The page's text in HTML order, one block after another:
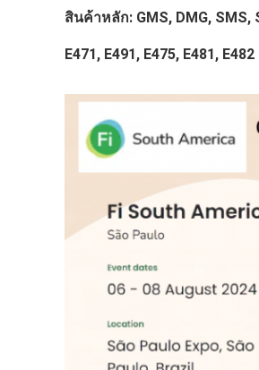
สินค้าหลัก: GMS, DMG, SMS,
E471, E491, E475, E481,